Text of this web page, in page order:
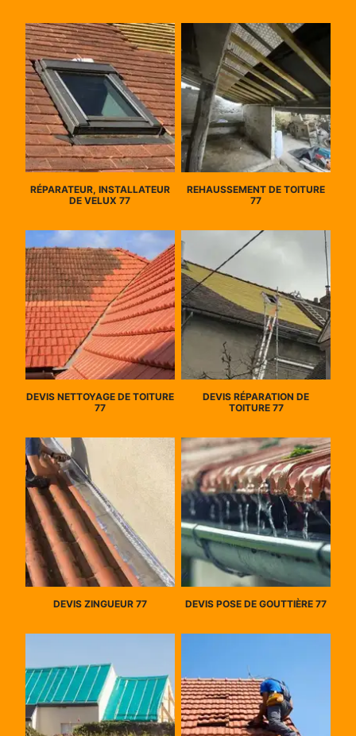
RÉPARATEUR, INSTALLATEUR
DE VELUX 77
REHAUSSEMENT DE TOITURE
77
DEVIS NETTOYAGE DE TOITURE
77
DEVIS RÉPARATION DE
TOITURE 77
DEVIS ZINGUEUR 77 DEVIS POSE DE GOUTTIÈRE 77